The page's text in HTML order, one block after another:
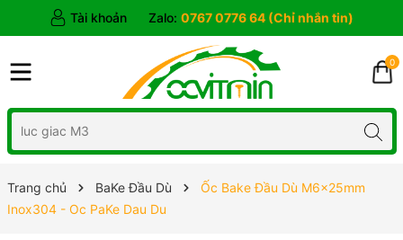
Tài khoản Zalo: 0767 0776 64 (Chỉ nhắn tin)
0
Trang chủ BaKe Đầu Dù
Ốc Bake Đầu Dù M6x25mm
Inox304 - Oc PaKe Dau Du